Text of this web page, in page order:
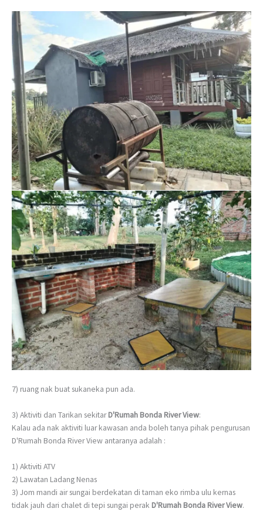
7) ruang nak buat sukaneka pun ada.
3) Aktiviti dan Tarikan sekitarD'Rumah Bonda River View:
Kalau ada nak aktiviti luar kawasan anda boleh tanya pihak pengurusan
D'Rumah Bonda River View antaranya adalah :
1) Aktiviti ATV
2) Lawatan Ladang Nenas
3) Jom mandi air sungai berdekatan di taman eko rimba ulu kernas
tidak jauh dari chalet di tepi sungai perak D'Rumah Bonda River View.